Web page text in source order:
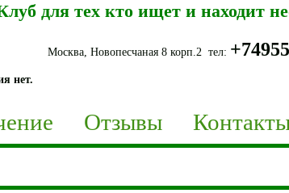
для тех кто ищет и находит
Москва, Новопесчаная 8 корп.2 тел:
нет.
Отзывы